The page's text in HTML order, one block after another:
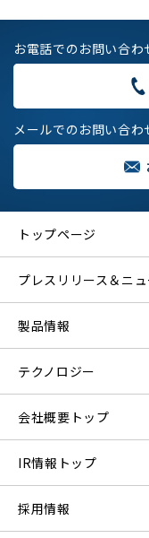
お電話でのお問い合わ
メールでのお問い合わ
トップページ
プレスリリース＆ニ
製品情報
テクノロジー
DMNAとは？
会社概要トップ
ご挨拶
事業内容
IR情報トップ
プレスリリース一覧
採用情報